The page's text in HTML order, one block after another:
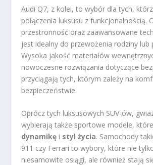
Audi Q7, z kolei, to wybór dla tych,
połączenia luksusu z funkcjonalnością.
przestronność oraz zaawansowane
jest idealny do przewożenia rodziny lub
Wysoka jakość materiałów
nowoczesne rozwiązania dotyczące
przyciągają tych, którym zależy na
bezpieczeństwie.
Oprócz tych luksusowych SUV-ów,
wybierają także sportowe modele,
dynamikę i styl życia. Samochody
911 czy Ferrari to wybory, które nie
niesamowite osiągi, ale również stają